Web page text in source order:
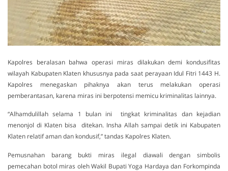
Kapolres beralasan bahwa operasi miras dilakukan demi kondusifitas
wilayah Kabupaten Klaten khususnya pada saat perayaan Idul Fitri 1443 H.
Kapolres menegaskan pihaknya akan terus melakukan operasi
pemberantasan, karena miras ini berpotensi memicu kriminalitas lainnya.
“Alhamdulillah selama 1 bulan ini tingkat kriminalitas dan kejadian
menonjol di Klaten bisa ditekan. Insha Allah sampai detik ini Kabupaten
Klaten relatif aman dan kondusif,” tandas Kapolres Klaten.
Pemusnahan barang bukti miras ilegal diawali dengan simbolis
pemecahan botol miras oleh Wakil Bupati Yoga Hardaya dan Forkompinda